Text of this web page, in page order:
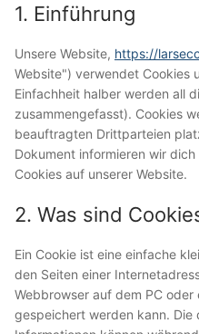
1. Einführung
Unsere Website, https://
Website") verwendet Cookies
Einfachheit halber werden all
zusammengefasst). Cookies
beauftragten Drittparteien
Dokument informieren wir
Cookies auf unserer Website.
2. Was sind
Ein Cookie ist eine einfache
den Seiten einer
Webbrowser auf dem PC oder
gespeichert werden kann. Die